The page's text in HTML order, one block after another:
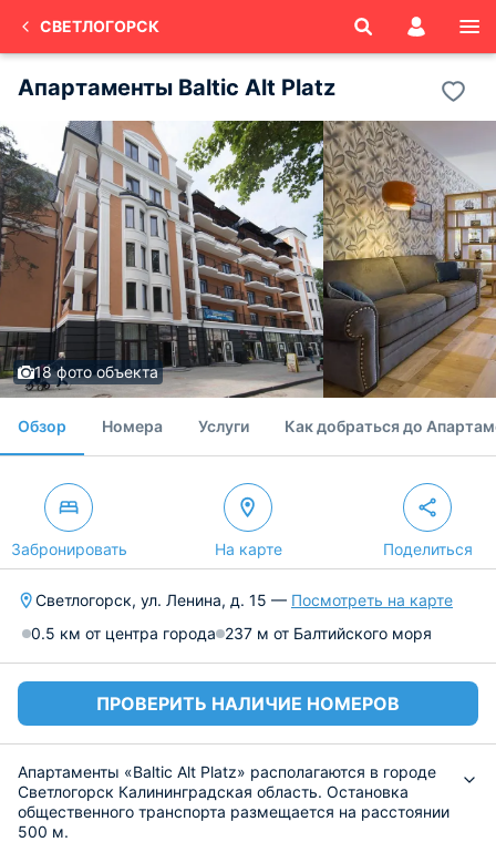
СВЕТЛОГОРСК
Апартаменты Baltic Alt Platz
18 фото объекта
Обзор Номера Услуги Как добраться до
Забронировать На карте Поделиться
Светлогорск, ул. Ленина, д. 15 — Посмотреть на карте
0.5 км от центра города 237 м от Балтийского моря
ПРОВЕРИТЬ НАЛИЧИЕ НОМЕРОВ
Апартаменты «Baltic Alt Platz» располагаются в городе
Светлогорск Калининградская область. Остановка
общественного транспорта размещается на расстоянии
500 м.